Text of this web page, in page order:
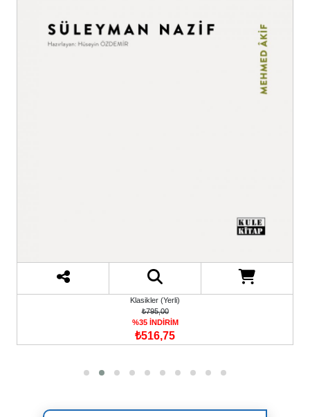
Klasikler (Yerli)
₺795,00
%35 İNDİRİM
₺516,75